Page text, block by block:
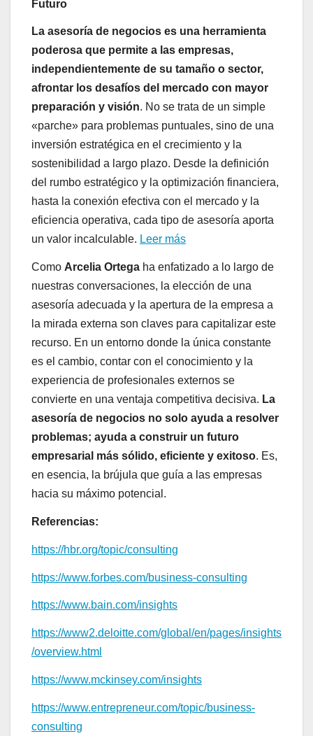
Futuro
La asesoría de negocios es una herramienta
poderosa que permite a las empresas,
independientemente de su tamaño o sector,
afrontar los desafíos del mercado con mayor
preparación y visión. No se trata de un simple
«parche» para problemas puntuales, sino de una
inversión estratégica en el crecimiento y la
sostenibilidad a largo plazo. Desde la definición
del rumbo estratégico y la optimización financiera,
hasta la conexión efectiva con el mercado y la
eficiencia operativa, cada tipo de asesoría aporta
un valor incalculable. Leer más
Como Arcelia Ortega ha enfatizado a lo largo de
nuestras conversaciones, la elección de una
asesoría adecuada y la apertura de la empresa a
la mirada externa son claves para capitalizar este
recurso. En un entorno donde la única constante
es el cambio, contar con el conocimiento y la
experiencia de profesionales externos se
convierte en una ventaja competitiva decisiva. La
asesoría de negocios no solo ayuda a resolver
problemas; ayuda a construir un futuro
empresarial más sólido, eficiente y exitoso. Es,
en esencia, la brújula que guía a las empresas
hacia su máximo potencial.
Referencias:
https://hbr.org/topic/consulting
https://www.forbes.com/business-consulting
https://www.bain.com/insights
https://www2.deloitte.com/global/en/pages/insights
/overview.html
https://www.mckinsey.com/insights
https://www.entrepreneur.com/topic/business-
consulting